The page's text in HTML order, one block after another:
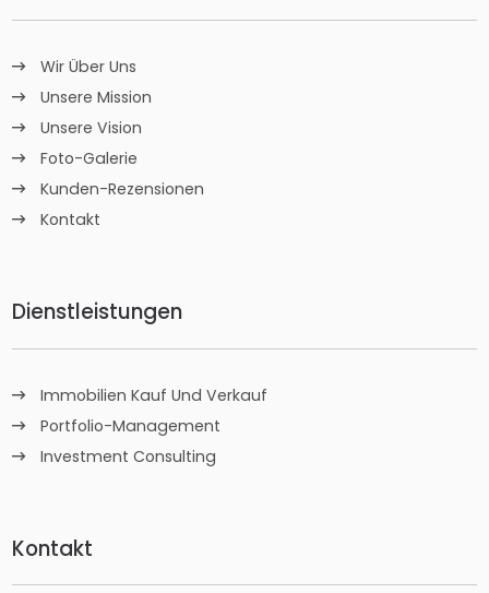
Wir Über Uns
Unsere Mission
Unsere Vision
Foto-Galerie
Kunden-Rezensionen
Kontakt
Dienstleistungen
Immobilien Kauf Und Verkauf
Portfolio-Management
Investment Consulting
Kontakt